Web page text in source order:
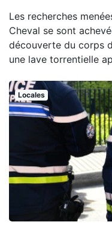
Les recherches
Cheval se sont
découverte du corps
une lave torrentielle
Locales